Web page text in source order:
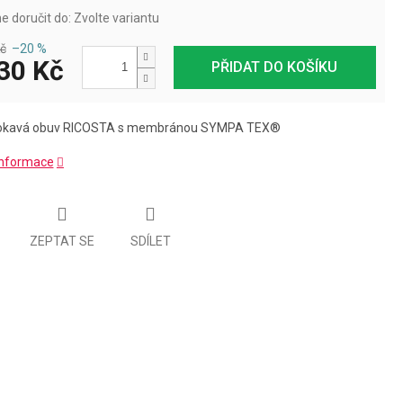
doručit do: Zvolte variantu
PŘIDAT DO KOŠÍKU
–20 %
Kč
obuv RICOSTA s membránou SYMPA TEX®
ZEPTAT SE SDÍLET